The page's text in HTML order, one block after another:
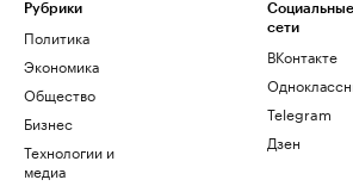
Рубрики
Политика
Экономика
Общество
Бизнес
Технологии и
медиа
Социальные
сети
ВКонтакте
Telegram
Дзен